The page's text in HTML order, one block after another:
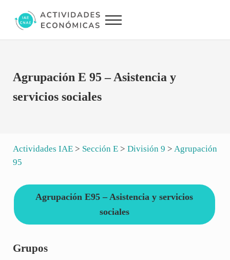
Actividades Económicas IAE CNAE
Menu
Agrupación E 95 – Asistencia y
servicios sociales
Actividades IAE> Sección E> División 9 > Agrupación
95
Agrupación E95 – Asistencia y servicios
sociales
Grupos